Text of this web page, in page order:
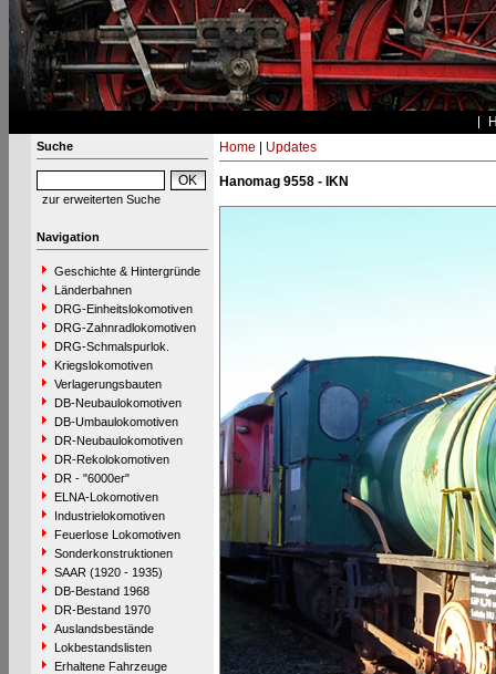
Suche
zur erweiterten Suche
Navigation
Geschichte & Hintergründe
Länderbahnen
DRG-Einheitslokomotiven
DRG-Zahnradlokomotiven
DRG-Schmalspurlok.
Kriegslokomotiven
Verlagerungsbauten
DB-Neubaulokomotiven
DB-Umbaulokomotiven
DR-Neubaulokomotiven
DR-Rekolokomotiven
DR - "6000er"
ELNA-Lokomotiven
Industrielokomotiven
Feuerlose Lokomotiven
Sonderkonstruktionen
SAAR (1920 - 1935)
DB-Bestand 1968
DR-Bestand 1970
Auslandsbestände
Lokbestandslisten
Erhaltene Fahrzeuge
Home Updates
Hanomag 9558 - IKN